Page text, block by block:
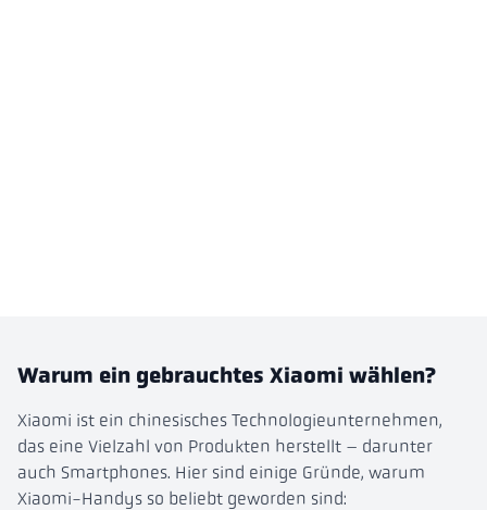
Warum ein gebrauchtes Xiaomi wählen?
Xiaomi ist ein chinesisches Technologieunternehmen,
das eine Vielzahl von Produkten herstellt – darunter
auch Smartphones. Hier sind einige Gründe, warum
Xiaomi-Handys so beliebt geworden sind: